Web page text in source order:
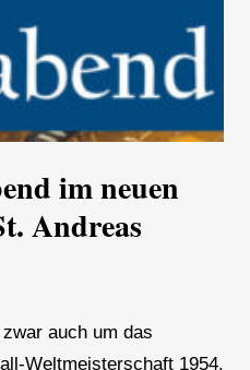
im neuen
Andreas
auch um das
Weltmeisterschaft 1954.